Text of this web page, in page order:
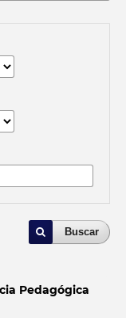
Buscar
Pedagógica